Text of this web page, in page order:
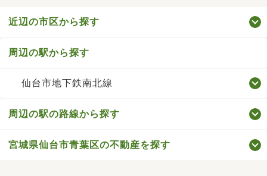
近辺の市区から探す
周辺の駅から探す
仙台市地下鉄南北線
周辺の駅の路線から探す
宮城県仙台市青葉区の不動産を探す